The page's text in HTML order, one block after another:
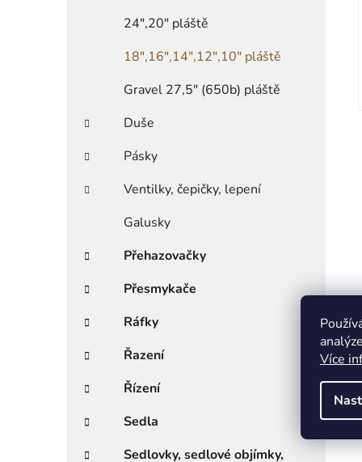
Více
24",20" pláště
18",16",14",12",10" pláště
Gravel 27,5" (650b) pláště
Duše
Pásky
Ventilky, čepičky, lepení
Galusky
Přehazovačky
Přesmykače
Ráfky
Řazení
Řízení
Sedla
Sedlovky, sedlové objímky,